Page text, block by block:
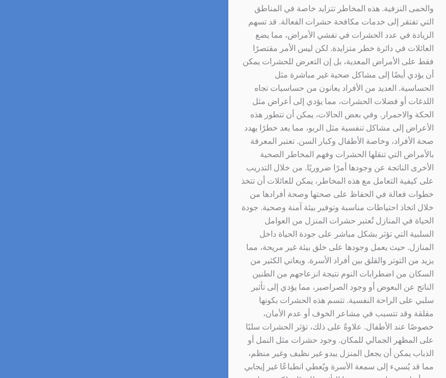
والحمى النزفية. هذه المخاطر تتزايد خاصة في المناطق
التي تفتقر إلى خدمات مكافحة حشرات الفعالة. قد تسهم
الزيادة في عدد الحشرات في تفشي الأمراض، مما يضع
العائلات في دائرة خطر متزايدة. لكن ليس الأمر مقتصرًا
فقط على الأمراض المعدية، بل إن التعرض للحشرات يمكن
أن يؤدي أيضًا إلى مشاكل صحية غير مباشرة مثل
الحساسية. العديد من الأفراد يعانون من حساسيات تجاه
اللدغات أو فضلات الحشرات، مما يؤدي إلى أعراض مثل
الحكة والاحمرار. وفي بعض الحالات، يمكن أن تتطور هذه
الأعراض إلى مشاكل تنفسية مثل الربو، مما يعد خطرًا يهدد
صحة الأفراد، وخاصة الأطفال وكبار السن. تعتبر المعرفة
بالأمراض التي تنقلها الحشرات وفهم المخاطر الصحية
الأخرى الناتجة عن وجودها أمرًا ضروريًا. من خلال التدريب
على كيفية التعامل مع هذه المخاطر، يمكن للعائلات أن تتخذ
خطوات فعالة في الحفاظ على صحتها وصحة أفرادها من
خلال اتخاذ احتياطات مناسبة وتوفير بيئة آمنة وصحية. جودة
الحياة في المنازل تُعتبر حشرات المنزل من العوامل
السلبية التي تؤثر بشكل مباشر على جودة الحياة داخل
المنازل. حيث يعمل وجودها على خلق بيئة غير مريحة، مما
يزيد من التوتر والقلق بين أفراد الأسرة. ويعاني الكثير من
السكان من اضطرابات النوم نتيجة انزعاجهم من الطنين
الناتج عن البعوض أو وجود الصراصير، مما يؤدي إلى تأثير
سلبي على الراحة النفسية. تتسم هذه الحشرات بكونها
مقلقة وقد تتسبب في مشاعر الخوف أو عدم الأمان،
خصوصًا عند الأطفال. علاوةً على ذلك، تؤثر الحشرات سلبًا
على المظهر الجمالي للمكان. وجود حشرات مثل النمل أو
الذباب يمكن أن يجعل المنزل يبدو غير نظيف وغير منظم،
مما قد يُسيء إلى سمعة الأسرة ويُعطي انطباعًا غير إيجابي